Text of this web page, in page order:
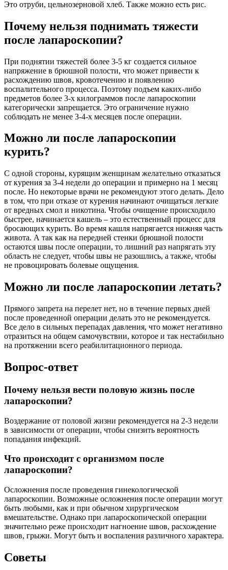
Это отруби, цельнозерновой хлеб. Также можно есть рис.
Почему нельзя поднимать тяжести
после лапароскопии?
При поднятии тяжестей более 3-5 кг создается сильное
напряжение в брюшной полости, что может привести к
расхождению швов, кровотечению и появлению
воспалительного процесса. Поэтому подъем каких-либо
предметов более 3-х килограммов после лапароскопии
категорически запрещается. Это ограничение нужно
соблюдать не менее 3-4-х месяцев после операции.
Можно ли после лапароскопии
курить?
С одной стороны, курящим женщинам желательно отказаться
от курения за 3-4 недели до операции и примерно на 1 месяц
после. Но некоторые врачи не рекомендуют этого делать. Дело
в том, что при отказе от курения начинают очищаться легкие
от вредных смол и никотина. Чтобы очищение происходило
быстрее, начинается кашель – это естественный процесс для
бросающих курить. Во время кашля напрягается нижняя часть
живота. А так как на передней стенки брюшной полости
остаются швы после операции, то лишний раз напрягать эту
область не следует, чтобы швы не разошлись, а также, чтобы
не провоцировать болевые ощущения.
Можно ли после лапароскопии летать?
Прямого запрета на перелет нет, но в течение первых дней
после проведенной операции делать это не рекомендуется.
Все дело в сильных перепадах давления, что может негативно
отразиться на общем самочувствии, которое и так нестабильно
на протяжении всего реабилитационного периода.
Вопрос-ответ
Почему нельзя вести половую жизнь после
лапароскопии?
Воздержание от половой жизни рекомендуется на 2-3 недели
в зависимости от операции, чтобы снизить вероятность
попадания инфекций.
Что происходит с организмом после
лапароскопии?
Осложнения после проведения гинекологической
лапароскопии. Возможные осложнения после операции могут
быть любыми, как и при обычном хирургическом
вмешательстве. Однако при лапароскопической операции
значительно реже происходит нагноение швов, расхождение
швов, грыжи. Могут быть и воспаления различного характера.
Советы